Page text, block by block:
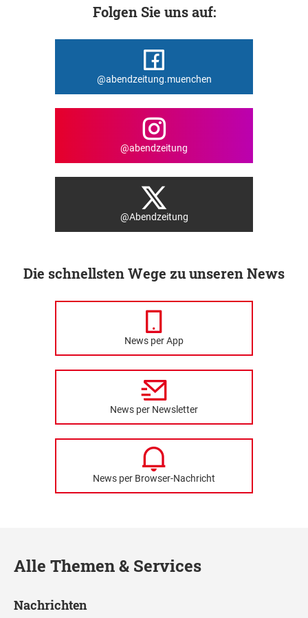
Folgen Sie uns auf:
@abendzeitung.muenchen
@abendzeitung
@Abendzeitung
Die schnellsten Wege zu unseren News
News per App
News per Newsletter
News per Browser-Nachricht
Alle Themen & Services
Nachrichten